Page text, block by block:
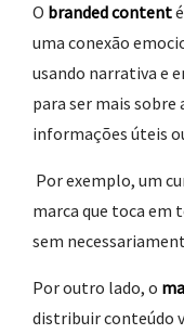
O branded content
uma conexão
usando narrativa e
para ser mais sobre
informações úteis
Por exemplo, um
marca que toca em
sem
Por outro lado, o
distribuir conteúdo